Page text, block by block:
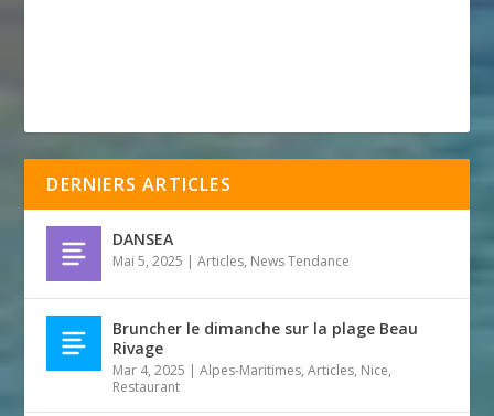
DERNIERS ARTICLES
DANSEA
Mai 5, 2025 |Articles, News Tendance
Bruncher le dimanche sur la plage Beau
Rivage
Mar 4, 2025 |Alpes-Maritimes,Articles, Nice,
Restaurant